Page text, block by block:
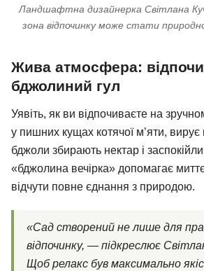
Ландшафтна дизайнерка Світлана
зона відпочинку може стати
Жива атмосфера:
бджолиний гул
Уявіть, як ви відпочиваєте на
у пишних кущах котячої м’яти,
бджоли збирають нектар і
«бджолина вечірка» допомагає
відчути повне єднання з природою.
«Сад створений не лише для
відпочинку, — підкреслює
Щоб релакс був максимально